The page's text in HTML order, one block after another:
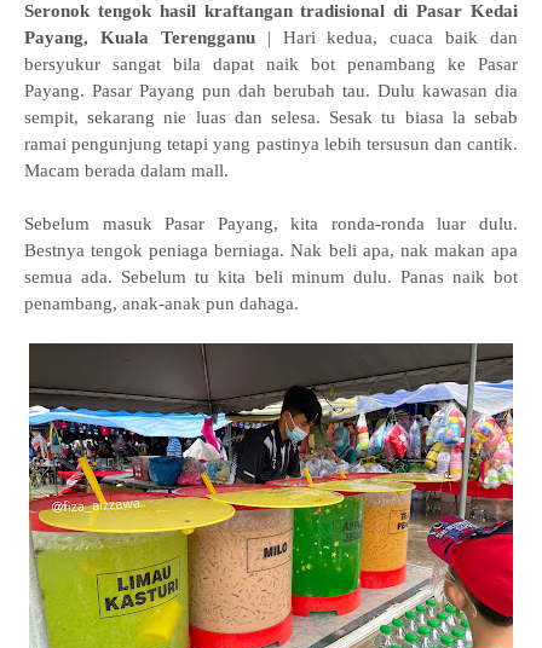
Seronok tengok hasil kraftangan tradisional di Pasar Kedai
Payang, Kuala Terengganu | Hari kedua, cuaca baik dan
bersyukur sangat bila dapat naik bot penambang ke Pasar
Payang. Pasar Payang pun dah berubah tau. Dulu kawasan dia
sempit, sekarang nie luas dan selesa. Sesak tu biasa la sebab
ramai pengunjung tetapi yang pastinya lebih tersusun dan cantik.
Macam berada dalam mall.
Sebelum masuk Pasar Payang, kita ronda-ronda luar dulu.
Bestnya tengok peniaga berniaga. Nak beli apa, nak makan apa
semua ada. Sebelum tu kita beli minum dulu. Panas naik bot
penambang, anak-anak pun dahaga.